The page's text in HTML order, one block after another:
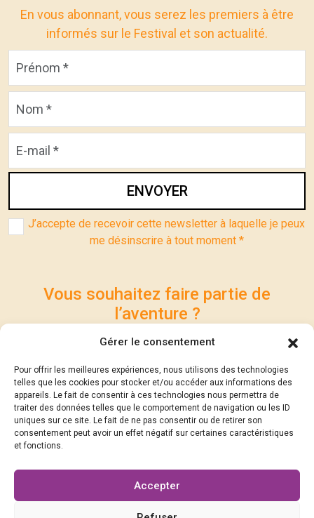
Gérer le consentement
Pour offrir les meilleures expériences, nous utilisons des technologies
telles que les cookies pour stocker et/ou accéder aux informations des
appareils. Le fait de consentir à ces technologies nous permettra de
traiter des données telles que le comportement de navigation ou les ID
uniques sur ce site. Le fait de ne pas consentir ou de retirer son
consentement peut avoir un effet négatif sur certaines caractéristiques
et fonctions.
Accepter
En vous abonnant, vous serez les premiers à être
informés sur le Festival et son actualité.
ENVOYER
J’accepte de recevoir cette newsletter à laquelle je peux
me désinscrire à tout moment *
Vous souhaitez faire partie de
l’aventure ?
Participez à la réalisation du Festival et contribuez à
Philosophiques Michel Serres.
DEVENEZ SOCIOS !